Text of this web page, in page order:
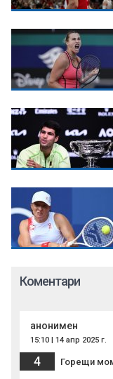
Коментари
анонимен
15:10 | 14 апр 2025 г.
4 Горещи